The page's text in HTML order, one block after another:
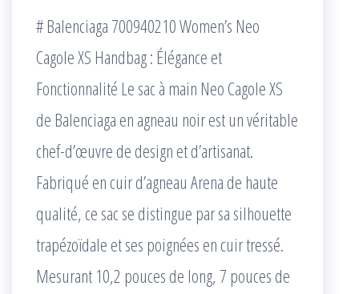
# Balenciaga 700940210 Women’s Neo
Cagole XS Handbag : Élégance et
Fonctionnalité Le sac à main Neo Cagole XS
de Balenciaga en agneau noir est un véritable
chef-d’œuvre de design et d’artisanat.
Fabriqué en cuir d’agneau Arena de haute
qualité, ce sac se distingue par sa silhouette
trapézoïdale et ses poignées en cuir tressé.
Mesurant 10,2 pouces de long, 7 pouces de